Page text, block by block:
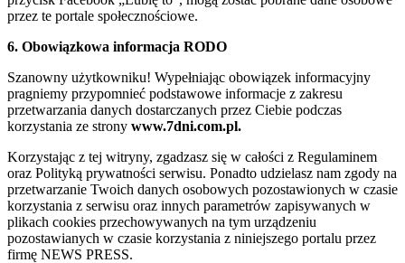
przez te portale społecznościowe.
6. Obowiązkowa informacja RODO
Szanowny użytkowniku! Wypełniając obowiązek informacyjny
pragniemy przypomnieć podstawowe informacje z zakresu
przetwarzania danych dostarczanych przez Ciebie podczas
korzystania ze strony www.7dni.com.pl.
Korzystając z tej witryny, zgadzasz się w całości z Regulaminem
oraz Polityką prywatności serwisu. Ponadto udzielasz nam zgody na
przetwarzanie Twoich danych osobowych pozostawionych w czasie
korzystania z serwisu oraz innych parametrów zapisywanych w
plikach cookies przechowywanych na tym urządzeniu
pozostawianych w czasie korzystania z niniejszego portalu przez
firmę NEWS PRESS.